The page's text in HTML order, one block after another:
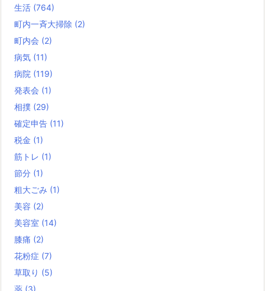
生活 (764)
町内一斉大掃除 (2)
町内会 (2)
病気 (11)
病院 (119)
発表会 (1)
相撲 (29)
確定申告 (11)
税金 (1)
筋トレ (1)
節分 (1)
粗大ごみ (1)
美容 (2)
美容室 (14)
膝痛 (2)
花粉症 (7)
草取り (5)